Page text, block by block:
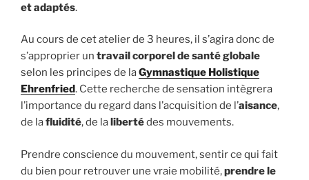
et adaptés.
Au cours de cet atelier de 3 heures, il s’agira donc de
s’approprier un travail corporel de santé globale
selon les principes de laGymnastique Holistique
Ehrenfried. Cette recherche de sensation intègrera
l’importance du regard dans l’acquisition de l’aisance,
de lafluidité, de lalibertédes mouvements.
Prendre conscience du mouvement, sentir ce qui fait
du bien pour retrouver une vraie mobilité,prendre le